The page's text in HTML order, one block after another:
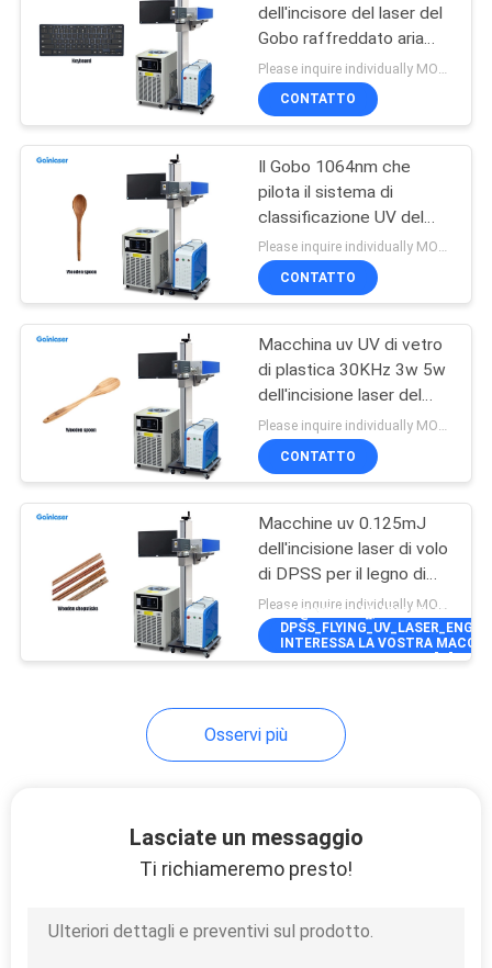
Macchina di cuoio
della marcatura del
laser
Macchina della
marcatura del laser
del metallo
Testa di ricerca di
Galvo
Galvo del laser
dell'incisore del laser del
Gobo raffreddato aria
per la tastiera di plastica
di legno
CONTATTO
Il Gobo 1064nm che
pilota il sistema di
classificazione UV del
laser per i bastoncini di
legno del cucchiaio lancia
Please inquire individually MOQ:1
CONTATTO
Macchina uv UV di vetro
di plastica 30KHz 3w 5w
dell'incisione laser del
laser del Gobo DPSS
Please inquire individually MOQ:1
CONTATTO
Macchine uv 0.125mJ
dell'incisione laser di volo
di DPSS per il legno di
bambù del Mdf
3W@30KHZ\"]],\"PICURL\":\"\\/\\/
INTERESSA LA VOSTRA
BAMB\\U00F9 DEL
Osservi più
Lasciate un messaggio
Ti richiameremo presto!